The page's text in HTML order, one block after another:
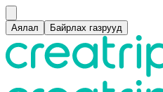
Аялал Байрлах газрууд